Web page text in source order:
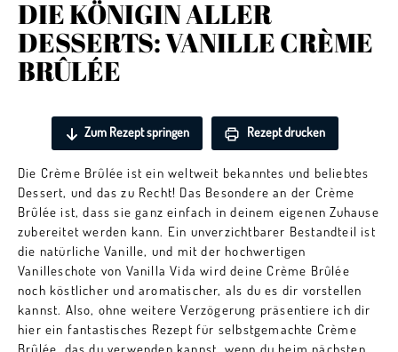
DIE KÖNIGIN ALLER
DESSERTS: VANILLE CRÈME
BRÛLÉE
Zum Rezept springen Rezept drucken
Die Crème Brûlée ist ein weltweit bekanntes und beliebtes
Dessert, und das zu Recht! Das Besondere an der Crème
Brûlée ist, dass sie ganz einfach in deinem eigenen Zuhause
zubereitet werden kann. Ein unverzichtbarer Bestandteil ist
die natürliche Vanille, und mit der hochwertigen
Vanilleschote von Vanilla Vida wird deine Crème Brûlée
noch köstlicher und aromatischer, als du es dir vorstellen
kannst. Also, ohne weitere Verzögerung präsentiere ich dir
hier ein fantastisches Rezept für selbstgemachte Crème